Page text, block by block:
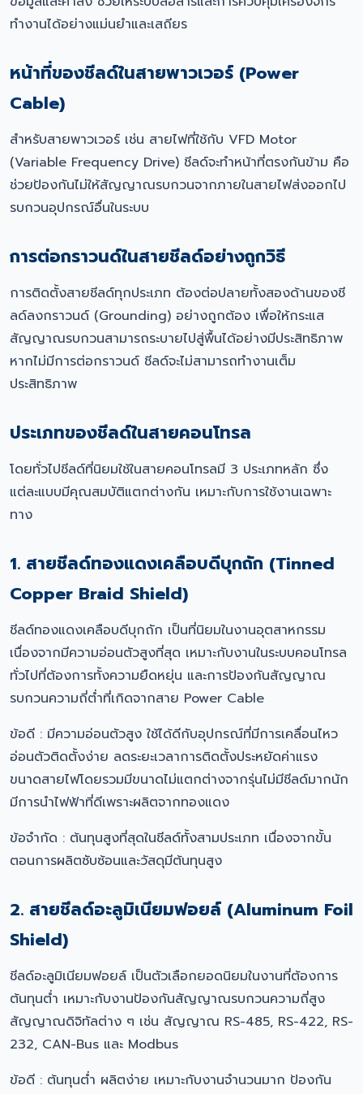
ทำงานได้อย่างแม่นยำและเสถียร
หน้าที่ของชีลด์ในสายพาวเวอร์ (Power
Cable)
สำหรับสายพาวเวอร์ เช่น สายไฟที่ใช้กับ VFD Motor
(Variable Frequency Drive) ชีลด์จะทำหน้าที่ตรงกันข้าม คือ
ช่วยป้องกันไม่ให้สัญญาณรบกวนจากภายในสายไฟส่งออกไป
รบกวนอุปกรณ์อื่นในระบบ
การต่อกราวนด์ในสายชีลด์อย่างถูกวิธี
การติดตั้งสายชีลด์ทุกประเภท ต้องต่อปลายทั้งสองด้านของชี
ลด์ลงกราวนด์ (Grounding) อย่างถูกต้อง เพื่อให้กระแส
สัญญาณรบกวนสามารถระบายไปสู่พื้นได้อย่างมีประสิทธิภาพ
หากไม่มีการต่อกราวนด์ ชีลด์จะไม่สามารถทำงานเต็ม
ประสิทธิภาพ
ประเภทของชีลด์ในสายคอนโทรล
โดยทั่วไปชีลด์ที่นิยมใช้ในสายคอนโทรลมี 3 ประเภทหลัก ซึ่ง
แต่ละแบบมีคุณสมบัติแตกต่างกัน เหมาะกับการใช้งานเฉพาะ
ทาง
1. สายชีลด์ทองแดงเคลือบดีบุกถัก (Tinned
Copper Braid Shield)
ชีลด์ทองแดงเคลือบดีบุกถัก เป็นที่นิยมในงานอุตสาหกรรม
เนื่องจากมีความอ่อนตัวสูงที่สุด เหมาะกับงานในระบบคอนโทรล
ทั่วไปที่ต้องการทั้งความยืดหยุ่น และการป้องกันสัญญาณ
รบกวนความถี่ต่ำที่เกิดจากสาย Power Cable
ข้อดี : มีความอ่อนตัวสูง ใช้ได้ดีกับอุปกรณ์ที่มีการเคลื่อนไหว
อ่อนตัวติดตั้งง่าย ลดระยะเวลาการติดตั้งประหยัดค่าแรง
ขนาดสายไฟโดยรวมมีขนาดไม่แตกต่างจากรุ่นไม่มีชีลด์มากนัก
มีการนำไฟฟ้าที่ดีเพราะผลิตจากทองแดง
ข้อจำกัด : ต้นทุนสูงที่สุดในชีลด์ทั้งสามประเภท เนื่องจากขั้น
ตอนการผลิตซับซ้อนและวัสดุมีต้นทุนสูง
2. สายชีลด์อะลูมิเนียมฟอยล์ (Aluminum Foil
Shield)
ชีลด์อะลูมิเนียมฟอยล์ เป็นตัวเลือกยอดนิยมในงานที่ต้องการ
ต้นทุนต่ำ เหมาะกับงานป้องกันสัญญาณรบกวนความถี่สูง
สัญญาณดิจิทัลต่าง ๆ เช่น สัญญาณ RS-485, RS-422, RS-
232, CAN-Bus และ Modbus
ข้อดี : ต้นทุนต่ำ ผลิตง่าย เหมาะกับงานจำนวนมาก ป้องกัน